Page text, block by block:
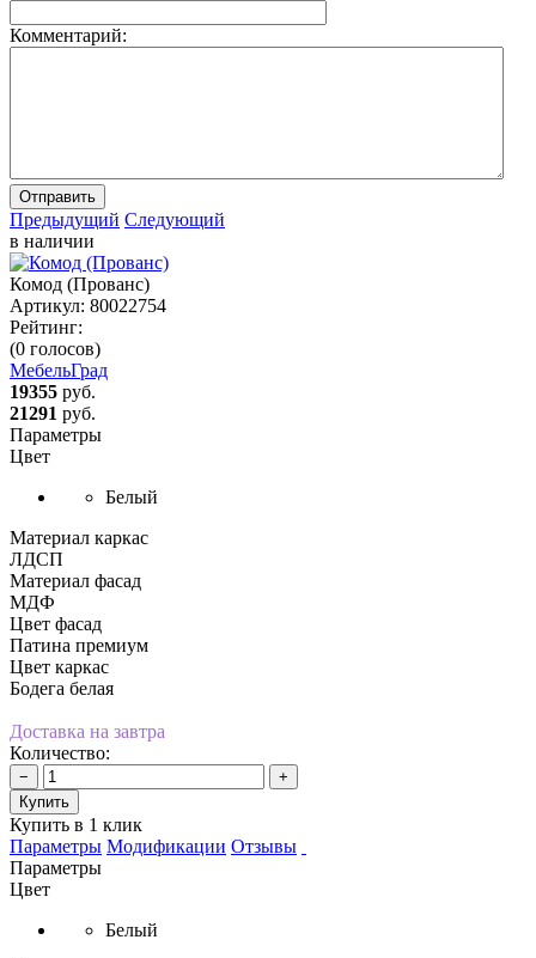
Комментарий:
Отправить
Предыдущий Следующий
в наличии
Комод (Прованс)
Артикул: 80022754
Рейтинг:
(0 голосов)
МебельГрад
19355 руб.
21291 руб.
Параметры
Цвет
Белый
Материал каркас
ЛДСП
Материал фасад
МДФ
Цвет фасад
Патина премиум
Цвет каркас
Бодега белая
Доставка на завтра
Количество:
−
+
Купить
Купить в 1 клик
Параметры Модификации Отзывы
Параметры
Цвет
Белый